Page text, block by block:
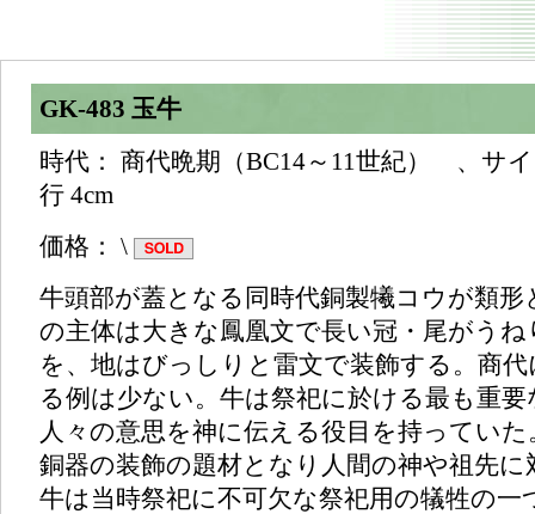
GK-483 玉牛
時代： 商代晩期（BC14～11世紀） 、サイ
行 4cm
価格： \
牛頭部が蓋となる同時代銅製犧コウが類
の主体は大きな鳳凰文で長い冠・尾がう
を、地はびっしりと雷文で装飾する。商
る例は少ない。牛は祭祀に於ける最も重
人々の意思を神に伝える役目を持ってい
銅器の装飾の題材となり人間の神や祖先
牛は当時祭祀に不可欠な祭祀用の犠牲の